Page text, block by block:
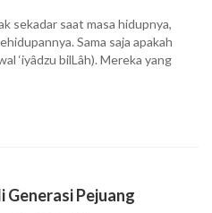
sekadar saat masa hidupnya,
Sama saja apakah
‘iyâdzu bilLâh). Mereka yang
Pejuang